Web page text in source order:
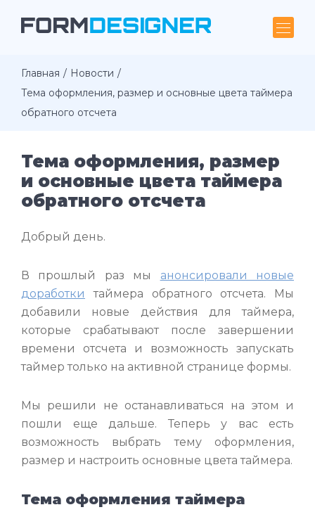
Главная
Новости
Тема оформления, размер и основные цвета таймера
обратного отсчета
Тема оформления, размер
и основные цвета таймера
обратного отсчета
Добрый день.
В прошлый раз мы анонсировали новые
доработки
таймера обратного отсчета. Мы
добавили новые действия для таймера,
которые срабатывают после завершении
времени отсчета и возможность запускать
таймер только на активной странице формы.
Мы решили не останавливаться на этом и
пошли еще дальше. Теперь у вас есть
возможность выбрать тему оформления,
размер и настроить основные цвета таймера.
Тема оформления таймера